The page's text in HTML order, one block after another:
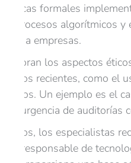
formales
los procesos algorítmicos
a empresas.
ignoran los aspectos
Casos recientes, como
sólidos. Un ejemplo es el
la urgencia de
retos, los especialistas
uso responsable de